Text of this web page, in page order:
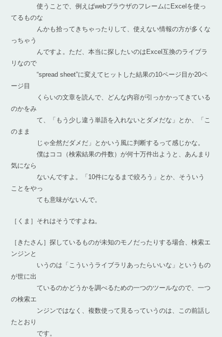
使うことで、例えばwebブラウザのフレームにExcelを使っ
てるものな
んかも拾ってきちゃったりして、使えない情報の方が多くな
っちゃう
んですよ。ただ、本当に探したいのはExcel互換のライブラ
リなので
“spread sheet”に変えてヒットした結果の10ページ目か20ペ
ージ目
くらいの文章を読んで、どんな内容が引っかかってきている
のかをみ
て、「もう少し違う単語を入れないとダメだな」とか、「こ
のまま
じゃ全然だダメだ」とかいう風に判断するって感じかな。
僕はココ（検索結果の件数）が何十万件出ようと、あんまり
気になら
ないんですよ。「10件になるまで絞ろう」とか、そういう
ことをやっ
ても意味がないんで。
［くま］それはそうですよね。
［きたさん］探しているものが未知のモノだったりする場合、検索エ
ンジンと
いうのは「こういうライブラリあったらいいな」というもの
が世に出
ているのかどうかを調べるための一つのツールなので、一つ
の検索エ
ンジンではなく、複数使って見るっていうのは、この前話し
たとおり
です。